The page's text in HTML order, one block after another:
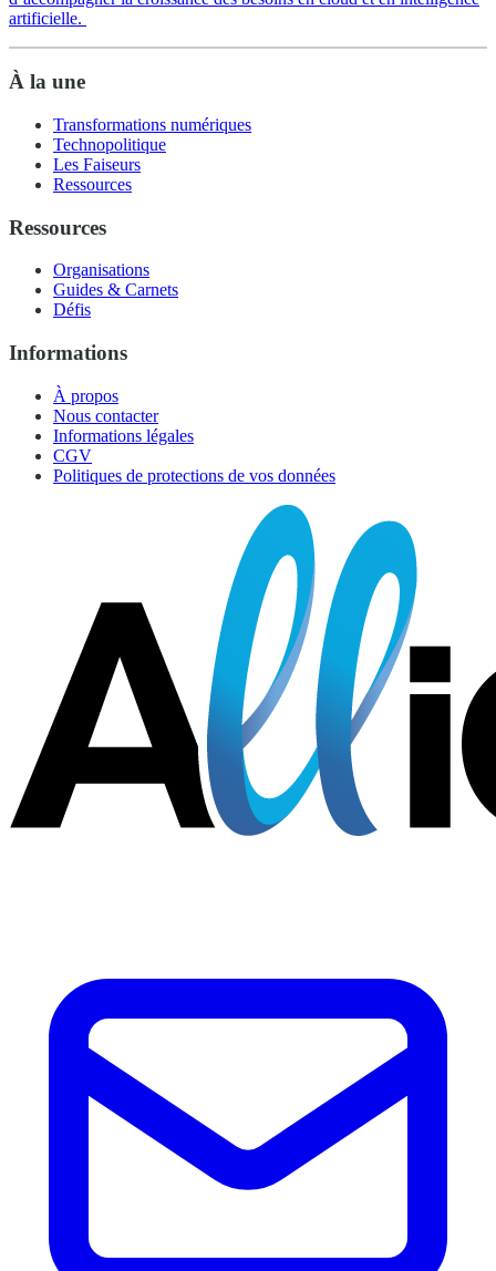
artificielle.
À la une
Transformations numériques
Technopolitique
Les Faiseurs
Ressources
Ressources
Organisations
Guides & Carnets
Défis
Informations
À propos
Nous contacter
Informations légales
CGV
Politiques de protections de vos données